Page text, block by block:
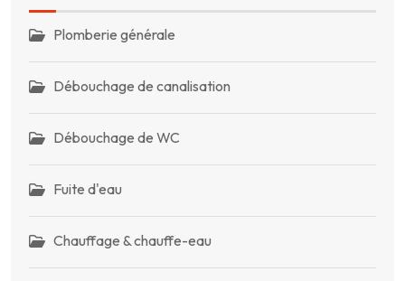
Plomberie générale
Débouchage de canalisation
Débouchage de WC
Fuite d'eau
Chauffage & chauffe-eau